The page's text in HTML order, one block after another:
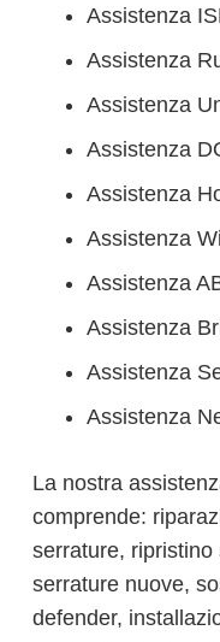
Assistenza
Assistenza
Assistenza
Assistenza
Assistenza
Assistenza
Assistenza
Assistenza
Assistenza
Assistenza
La nostra
comprende:
serrature,
serrature nuove,
defender,